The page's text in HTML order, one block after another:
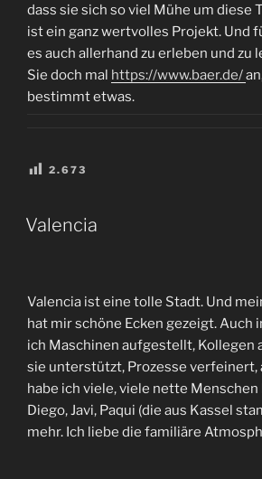
dass sie sich so viel Mühe um diese
ist ein ganz wertvolles Projekt. Und
es auch allerhand zu erleben und zu
Sie doch mal https://www.baer.de/
bestimmt etwas.
2.673
VERÖFFENTLICHT
AM
Valencia
Valencia ist eine tolle Stadt. Und
hat mir schöne Ecken gezeigt. Auch
ich Maschinen aufgestellt, Kollegen
sie unterstützt, Prozesse verfeinert,
habe ich viele, viele nette
Diego, Javi, Paqui (die aus Kassel
mehr. Ich liebe die familiäre